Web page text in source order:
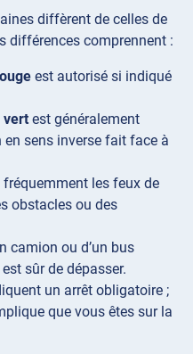
diffèrent de celles de
différences comprennent :
est autorisé si indiqué
vert est généralement
sens inverse fait face à
les feux de
obstacles ou des
camion ou d’un bus
sûr de dépasser.
un arrêt obligatoire ;
que vous êtes sur la